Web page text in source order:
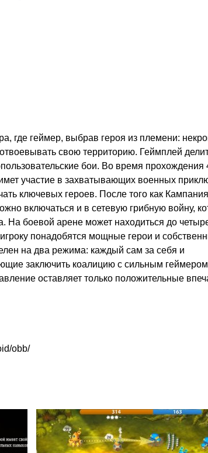
где геймер, выбрав героя из племени:
свою территорию. Геймплей
бои. Во время прохождения
участие в захватывающих военных
ключевых героев. После того как
включаться и в сетевую грибную войну,
На боевой арене может находиться до
понадобятся мощные герои и
на два режима: каждый сам за себя и
заключить коалицию с сильным
оставляет только положительные
obb/